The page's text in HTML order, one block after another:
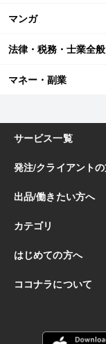
マンガ
法律・税務・士業全般
マネー・副業